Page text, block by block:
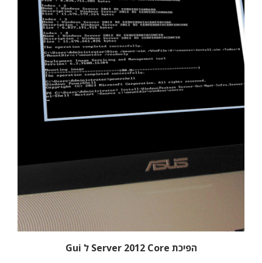
הפיכת Server 2012 Core ל Gui